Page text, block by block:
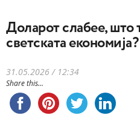
Доларот слабее, што
светската економија?
31.05.2026 / 12:34
Share this...